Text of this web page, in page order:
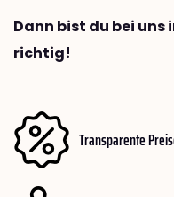
Dann bist du bei
richtig!
Transparente